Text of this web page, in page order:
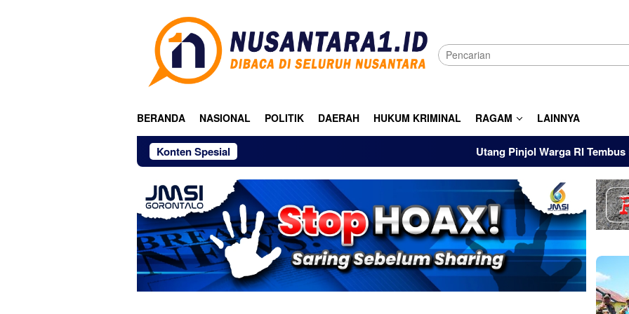
BERANDA NASIONAL POLITIK DAERAH HUKUM KRIMINAL RAGAM LAINNYA
Konten Spesial Utang Pinjol Warga RI Tembus Rp105